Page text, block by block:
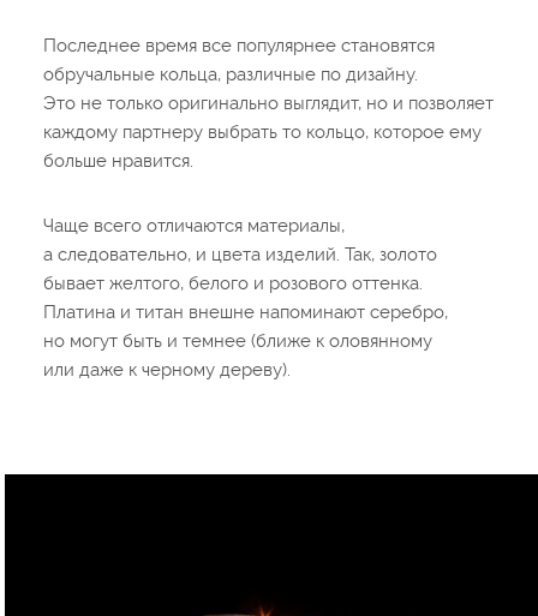
Последнее время все популярнее становятся
обручальные кольца, различные по дизайну.
Это не только оригинально выглядит, но и позволяет
каждому партнеру выбрать то кольцо, которое ему
больше нравится.
Чаще всего отличаются материалы,
а следовательно, и цвета изделий. Так, золото
бывает желтого, белого и розового оттенка.
Платина и титан внешне напоминают серебро,
но могут быть и темнее (ближе к оловянному
или даже к черному дереву).